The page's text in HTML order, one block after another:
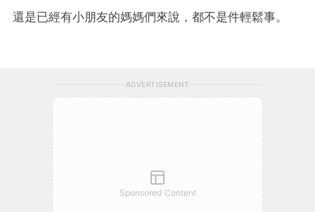
還是已經有小朋友的媽媽們來說，都不是件輕鬆事。
ADVERTISEMENT
Sponsored Content